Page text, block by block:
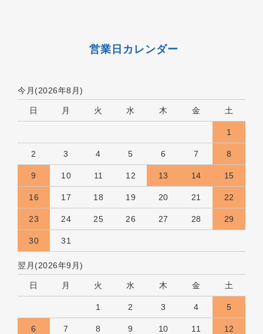
営業日カレンダー
今月(2026年8月)
日 月 火 水 木 金 土
1
2 3 4 5 6 7 8
9 10 11 12 13 14 15
16 17 18 19 20 21 22
23 24 25 26 27 28 29
30 31
翌月(2026年9月)
日 月 火 水 木 金 土
1 2 3 4 5
6 7 8 9 10 11 12